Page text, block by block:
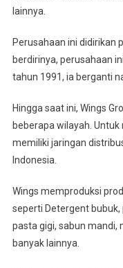
lainnya.
Perusahaan ini didirikan
berdirinya, perusahaan
tahun 1991, ia berganti
Hingga saat ini, Wings
beberapa wilayah.
memiliki jaringan
Indonesia.
Wings memproduksi
seperti Detergent
pasta gigi, sabun mandi,
banyak lainnya.